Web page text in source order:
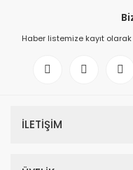
Haber listemize kayıt
İLETİŞİM